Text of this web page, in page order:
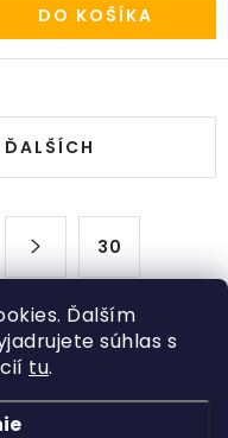
Ďalším
súhlas s
tu.
DO KOŠÍKA
30